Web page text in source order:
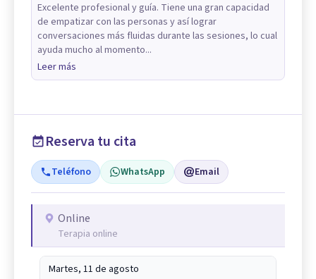
Excelente profesional y guía. Tiene una gran capacidad
de empatizar con las personas y así lograr
conversaciones más fluidas durante las sesiones, lo cual
ayuda mucho al momento...
Leer más
Reserva tu cita
Teléfono WhatsApp Email
Online
Terapia online
Martes, 11 de agosto